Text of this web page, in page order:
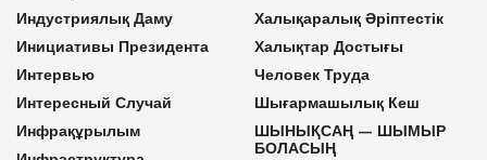
Индустриялық Даму
Инициативы Президента
Интервью
Интересный Случай
Инфрақұрылым
Халықаралық Әріптестік
Халықтар Достығы
Человек Труда
Шығармашылық Кеш
ШЫНЫҚСАҢ — ШЫМЫР
БОЛАСЫҢ